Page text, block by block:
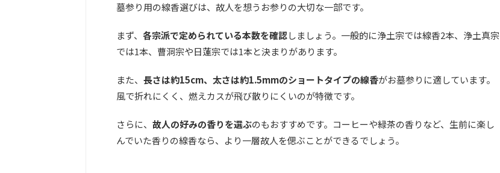
墓参り用の線香選びは、故人を想うお参りの大切な一部です。
まず、 各宗派で定められている本数を確認しましょう。一般的に浄土宗では線香2本、浄土真宗
では1本、曹洞宗や日蓮宗では1本と決まりがあります。
また、 長さは約15cm、太さは約1.5mmのショートタイプの線香がお墓参りに適しています。
風で折れにくく、燃えカスが飛び散りにくいのが特徴です。
さらに、 故人の好みの香りを選ぶのもおすすめです。コーヒーや緑茶の香りなど、生前に楽し
んでいた香りの線香なら、より一層故人を偲ぶことができるでしょう。